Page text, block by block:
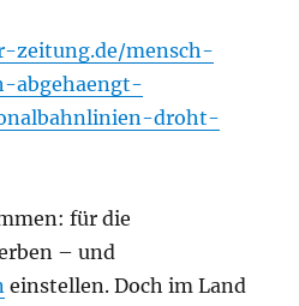
zeitung.de/mensch-
abgehaengt-
droht-
für die
– und
einstellen. Doch im Land